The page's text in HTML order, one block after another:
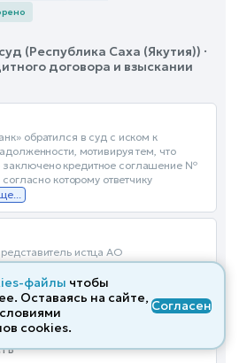
(Республика Саха (Якутия)) ·
договора и взыскании
обратился в суд с иском к
мотивируя тем, что
кредитное соглашение №
которому ответчику
истца АО
<ФИО> привела суду
заявлении, в связи с чем
заявленный иск. Как установлено
файлы чтобы
Оставаясь на сайте,
cооkies.
Согласен